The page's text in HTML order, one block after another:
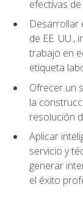
efectivas
Desarrollar
de EE. UU.,
trabajo en
etiqueta
Ofrecer un
la
resolución
Aplicar
servicio y
generar
el éxito